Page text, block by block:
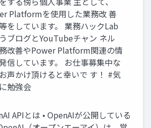
Platformを使用した業務改 善
をしています。 業務ハックLab
ブログとYouTubeチャン ネル
改善やPower Platform関連の情
信しています。 お仕事募集中な
声かけ頂けると幸いで す！ #気
勉強会
APIとは • OpenAIが公開している